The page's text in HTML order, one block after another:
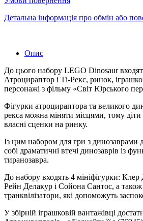
Детальна інформація про обмін або
Опис
До цього набору LEGO Dinosaur
Атроцираптор і Ті-Рекс, ринок,
персонажі з фільму «Світ Юрського
Фігурки атроцираптора та великого
рекса можна міняти місцями, тому
власні сценки на ринку.
Із цим набором для гри з динозаврами
собі драматичні втечі динозаврів із
тиранозавра.
До набору входять 4 мініфігурки: Клер
Рейн Делакур і Сойона Сантос, а також
транквілізатори, які допоможуть
У збірній іграшковій вантажівці